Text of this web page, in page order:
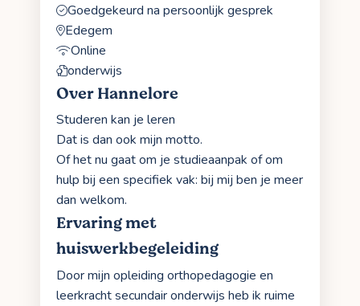
Goedgekeurd na persoonlijk gesprek
Edegem
Online
onderwijs
Over Hannelore
Studeren kan je leren
Dat is dan ook mijn motto.
Of het nu gaat om je studieaanpak of om
hulp bij een specifiek vak: bij mij ben je meer
dan welkom.
Ervaring met
huiswerkbegeleiding
Door mijn opleiding orthopedagogie en
leerkracht secundair onderwijs heb ik ruime